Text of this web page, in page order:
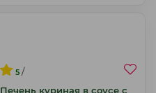
5 /
Печень куриная в соусе с